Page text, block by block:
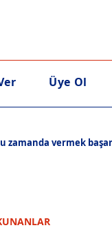
Üye Ol
zamanda vermek